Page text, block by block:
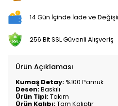
14 Gün İçinde İade ve
256 Bit SSL Güvenli Alışveriş
Ürün Açıklaması
Kumaş Detay:%100 Pamuk
Desen:Baskılı
Ürün Tipi:Takım
Ürün Kalıbı:Tam Kalıptır